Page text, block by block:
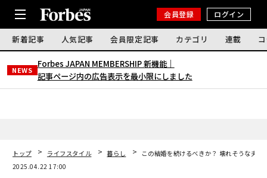
会員登録 ログイン
新着記事 人気記事 会員限定記事 カテゴリ 連載
NEWS
Forbes JAPAN MEMBERSHIP 新機能｜
記事ページ内の広告表示を最小限にしました
トップ ライフスタイル 暮らし
この結婚を続けるべきか？ 壊れそうな夫
2025.04.22 17:00